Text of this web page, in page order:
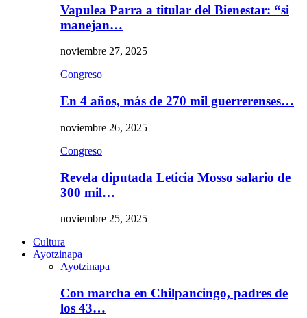
Vapulea Parra a titular del Bienestar: “si
manejan…
noviembre 27, 2025
Congreso
En 4 años, más de 270 mil guerrerenses…
noviembre 26, 2025
Congreso
Revela diputada Leticia Mosso salario de
300 mil…
noviembre 25, 2025
Cultura
Ayotzinapa
Ayotzinapa
Con marcha en Chilpancingo, padres de
los 43…